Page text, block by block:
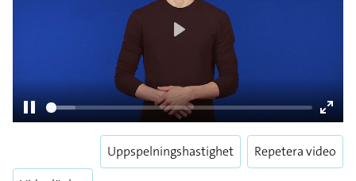
Enter
Uppspelningshastighet Repetera video